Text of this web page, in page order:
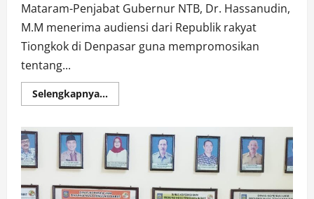
Mataram-Penjabat Gubernur NTB, Dr. Hassanudin,
M.M menerima audiensi dari Republik rakyat
Tiongkok di Denpasar guna mempromosikan
tentang...
Selengkapnya...Read
more
Audiensi
RRT,
Pj
Gubernur
NTB
NTB